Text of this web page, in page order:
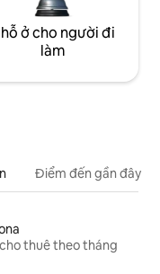
ở cho người đi
làm
Điểm đến gần đây
thuê theo tháng